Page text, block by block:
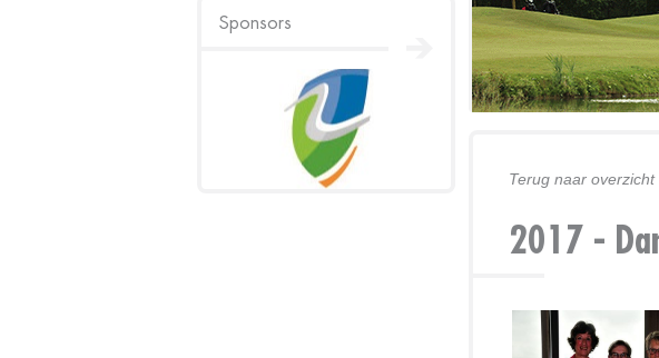
Sponsors
Terug naar overzicht
2017 -